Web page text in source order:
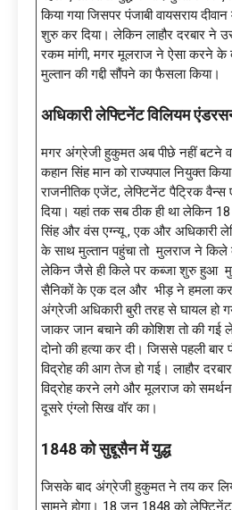
किया गया जिसपर पंजाबी वायसराय
शुरु कर दिया। लेकिन लाहौर दरबार ने
रकम मांगी, मगर मूलराज ने ऐसा करने
मुल्तान की गद्दी सौंपने का फैसला किया।
अधिकारी लेफ्टिनेंट विलियम
मगर अंग्रेजी हुकुमत अब पीछे नहीं बटने
कहान सिंह मान को राज्यपाल नियुक्त
राजनीतिक एजेंट, लेफ्टिनेंट पैट्रिक वैन्स
दिया। यहां तक सब ठीक ही था लेकिन
सिंह और वंस एग्न्यू , एक और अधिकारी
के साथ मुल्तान पहुंचा तो मुलराज ने किले
लेकिन जैसे ही किले पर कब्जा शुरु हुआ
सैनिकों के एक दल और भीड़ ने हमला कर
अंग्रेजी अधिकारी बुरी तरह से घायल हो
जाकर जान बचाने की कोशिश तो की
दोनो की हत्या कर दी। जिससे पहली
विद्रोह की आग तेज हो गई। लाहौर
विद्रोह करने लगे और मूलराज को
दूसरे एंग्लो सिख वॉर का।
1848 को सुद्दूसैन में युद्ध
जिसके बाद अंग्रेजी हुकुमत ने तय कर
सामने होगा। 18 जून 1848 को